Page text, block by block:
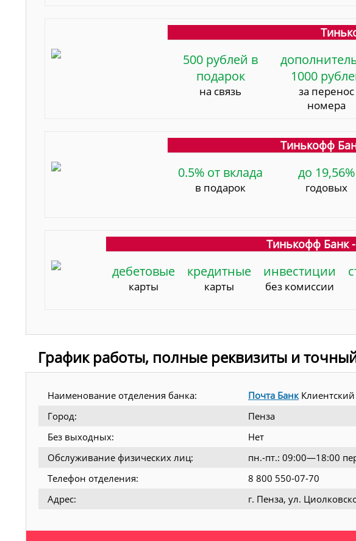
500 рублей в
подарок
на связь
1000
за перенос
номера
Тинькофф
0.5% от вклада
в подарок
до 19,56%
годовых
Тинькофф Банк -
дебетовые
карты
кредитные
карты
инвестиции
без комиссии
График работы, полные реквизиты и
Наименование отделения банка: Почта Банк
Город:
Пенза
Без выходных:
Нет
Обслуживание физических лиц:
пн.-пт.: 09:00—18:00
Телефон отделения:
8 800 550-07-70
Адрес:
г. Пенза, ул.